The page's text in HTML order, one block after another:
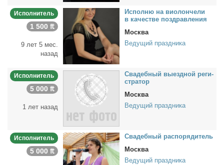
Исполнитель
1 500 ₶
9 лет 5 мес.
назад
Ис­пол­ню на ви­о­лон­че­ли
в ка­че­стве по­здрав­ле­ния
Москва
Ведущий праздника
Исполнитель
5 000 ₶
1 лет назад
Сва­деб­ный вы­езд­ной ре­ги­
стра­тор
Москва
Ведущий праздника
Исполнитель
5 000 ₶
Сва­деб­ный рас­по­ря­ди­тель
Москва
Ведущий праздника